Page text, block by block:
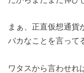
まぁ、正直仮想通貨
バカなことを言って
ワタスから言わせれ